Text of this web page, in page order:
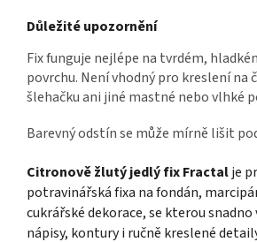
Důležité upozornění
Fix funguje nejlépe na tvrdém,
povrchu. Není vhodný pro kreslení na
šlehačku ani jiné mastné nebo vlhké
Barevný odstín se může mírně lišit
Citronově žlutý jedlý fix Fractalje
potravinářská fixa na fondán,
cukrářské dekorace, se kterou
nápisy, kontury i ručně kreslené